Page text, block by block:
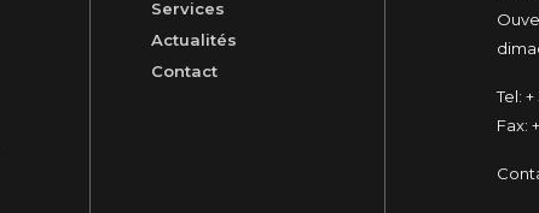
Services
Actualités
Contact
Tel: +
Fax: